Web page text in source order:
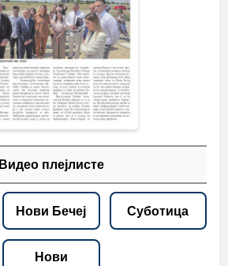
Видео плејлисте
Нови Бечеј Суботица
Нови